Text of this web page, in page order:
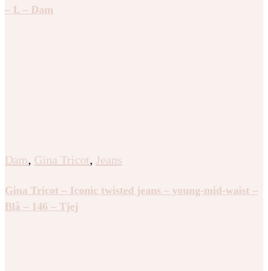
– L – Dam
Dam, Gina Tricot, Jeans
Gina Tricot – Iconic twisted jeans – young-mid-waist –
Blå – 146 – Tjej